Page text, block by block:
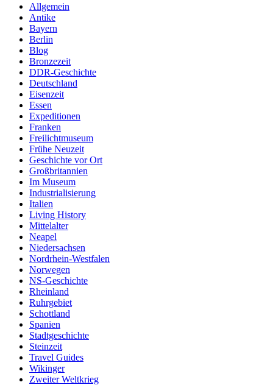
Allgemein
Antike
Bayern
Berlin
Blog
Bronzezeit
DDR-Geschichte
Deutschland
Eisenzeit
Essen
Expeditionen
Franken
Freilichtmuseum
Frühe Neuzeit
Geschichte vor Ort
Großbritannien
Im Museum
Industrialisierung
Italien
Living History
Mittelalter
Neapel
Niedersachsen
Nordrhein-Westfalen
Norwegen
NS-Geschichte
Rheinland
Ruhrgebiet
Schottland
Spanien
Stadtgeschichte
Steinzeit
Travel Guides
Wikinger
Zweiter Weltkrieg